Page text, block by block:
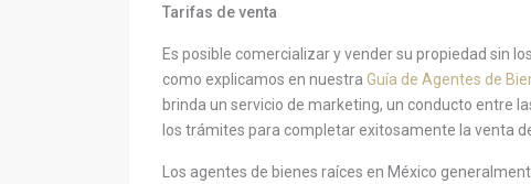
Tarifas de venta
Es posible comercializar y vender su propiedad sin
como explicamos en nuestra Guía de Agentes de
brinda un servicio de marketing, un conducto entre
los trámites para completar exitosamente la venta
Los agentes de bienes raíces en México